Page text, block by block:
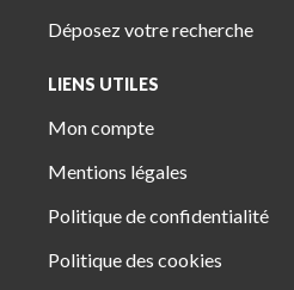
Déposez votre recherche
LIENS UTILES
Mon compte
Mentions légales
Politique de confidentialité
Politique des cookies